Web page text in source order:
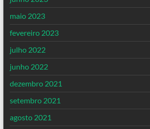
maio 2023
fevereiro 2023
julho 2022
junho 2022
dezembro 2021
setembro 2021
agosto 2021